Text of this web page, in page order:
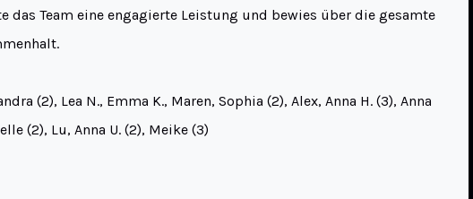
das Team eine engagierte Leistung und bewies über die gesamte
(2), Lea N., Emma K., Maren, Sophia (2), Alex, Anna H. (3), Anna
(2), Lu, Anna U. (2), Meike (3)